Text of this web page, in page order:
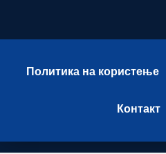
Политика на користење
Контакт